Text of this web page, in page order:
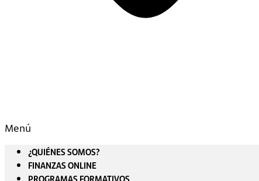
Menú
¿QUIÉNES SOMOS?
FINANZAS ONLINE